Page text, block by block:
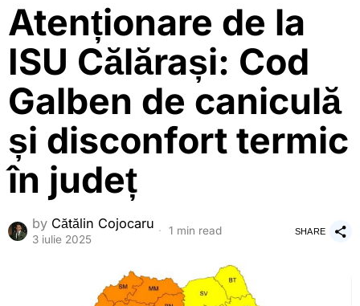
Atenționare de la
ISU Călărași: Cod
Galben de caniculă
și disconfort termic
în județ
by Cătălin Cojocaru
3 iulie 2025
1 min read SHARE